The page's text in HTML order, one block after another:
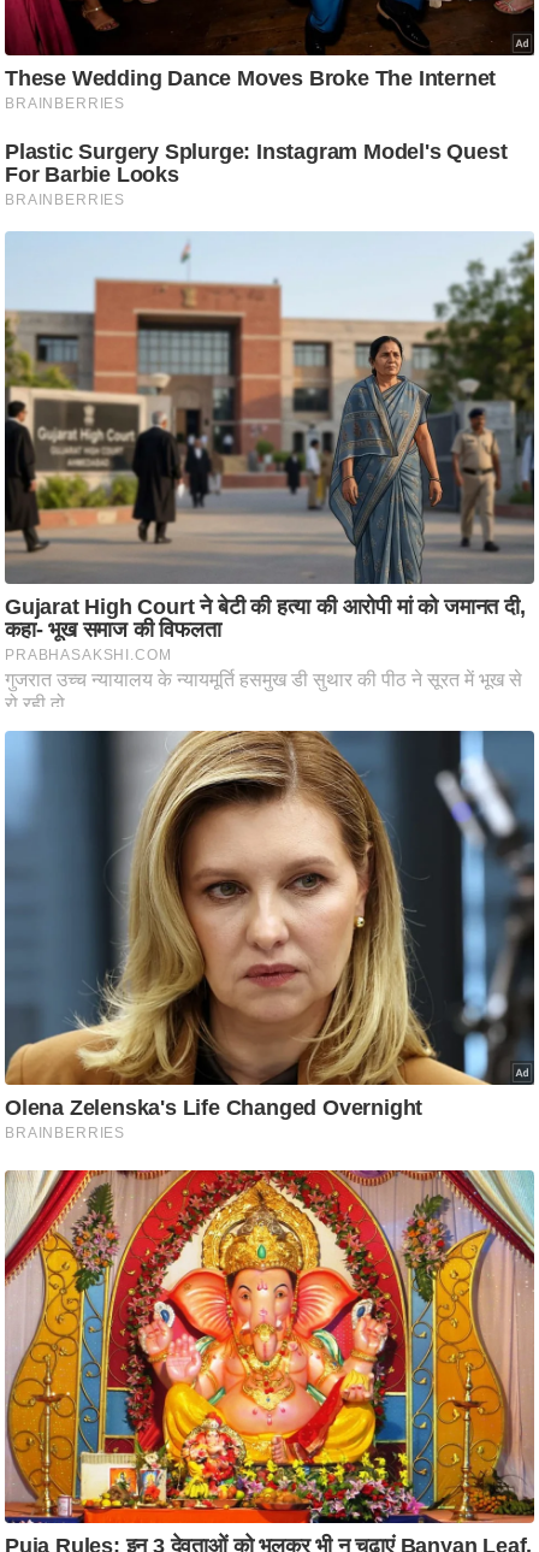
स
म
सा
म
क
मा
तृ
स्तं
भ
ए
म
.
आ
र
.
आ
ई
.
चा
य
ष
प्र
भु
हि
मा
/
स्थ
ल
व्र
त
त्यो
हा
र